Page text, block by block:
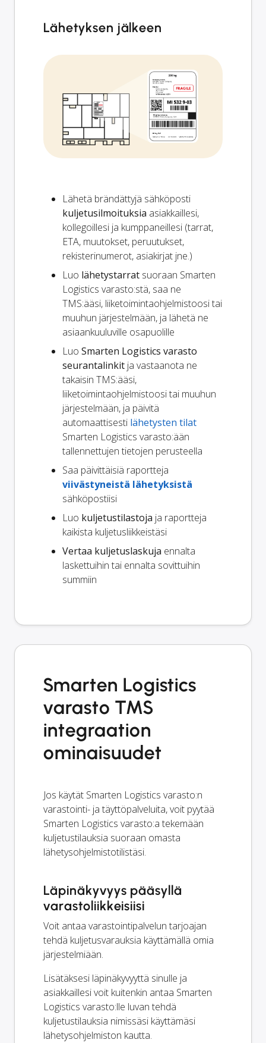
Lähetyksen jälkeen
Lähetä brändättyjä sähköposti
kuljetusilmoituksia asiakkaillesi,
kollegoillesi ja kumppaneillesi (tarrat,
ETA, muutokset, peruutukset,
rekisterinumerot, asiakirjat jne.)
Luo lähetystarrat suoraan Smarten
Logistics varasto:stä, saa ne
TMS:ääsi, liiketoimintaohjelmistoosi tai
muuhun järjestelmään, ja lähetä ne
asiaankuuluville osapuolille
Luo Smarten Logistics varasto
seurantalinkit ja vastaanota ne
takaisin TMS:ääsi,
liiketoimintaohjelmistoosi tai muuhun
järjestelmään, ja päivitä
automaattisesti lähetysten tilat
Smarten Logistics varasto:ään
tallennettujen tietojen perusteella
Saa päivittäisiä raportteja
viivästyneistä lähetyksistä
sähköpostiisi
Luo kuljetustilastoja ja raportteja
kaikista kuljetusliikkeistäsi
Vertaa kuljetuslaskuja ennalta
laskettuihin tai ennalta sovittuihin
summiin
Smarten Logistics
varasto TMS
integraation
ominaisuudet
Jos käytät Smarten Logistics varasto:n
varastointi- ja täyttöpalveluita, voit pyytää
Smarten Logistics varasto:a tekemään
kuljetustilauksia suoraan omasta
lähetysohjelmistotilistäsi.
Läpinäkyvyys pääsyllä
varastoliikkeisiisi
Voit antaa varastointipalvelun tarjoajan
tehdä kuljetusvarauksia käyttämällä omia
järjestelmiään.
Lisätäksesi läpinäkyvyyttä sinulle ja
asiakkaillesi voit kuitenkin antaa Smarten
Logistics varasto:lle luvan tehdä
kuljetustilauksia nimissäsi käyttämäsi
lähetysohjelmiston kautta.